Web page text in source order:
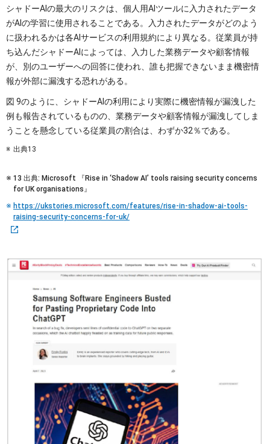
シャドーAIの最大のリスクは、個人用AIツールに入力されたデータ
がAIの学習に使用されることである。入力されたデータがどのよう
に扱われるかは各AIサービスの利用規約により異なる。従業員が持
ち込んだシャドーAIによっては、入力した業務データや顧客情報
が、別のユーザーへの回答に使われ、誰も把握できないまま機密情
報が外部に漏洩する恐れがある。
図 9のように、シャドーAIの利用により実際に機密情報が漏洩した
例も報告されているものの、業務データや顧客情報が漏洩してしま
うことを懸念している従業員の割合は、わずか32％である。
出典13
13 出典: Microsoft 『Rise in ‘Shadow AI’ tools raising security concerns
for UK organisations』
https://ukstories.microsoft.com/features/rise-in-shadow-ai-tools-
raising-security-concerns-for-uk/